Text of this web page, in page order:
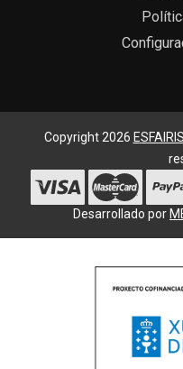
Copyright 2026
Desarrollado por